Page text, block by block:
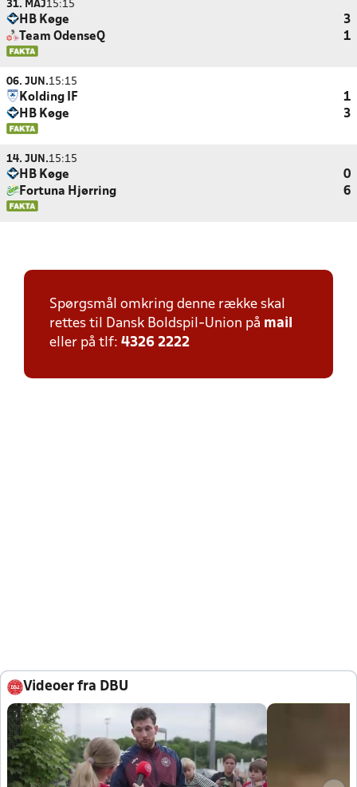
31. MAJ15:15
HB Køge
3
Team OdenseQ
1
06. JUN.15:15
Kolding IF
1
HB Køge
3
14. JUN.15:15
HB Køge
0
Fortuna Hjørring
6
Spørgsmål omkring denne række skal
rettes til Dansk Boldspil-Union på mail
eller på tlf: 4326 2222
Videoer fra DBU